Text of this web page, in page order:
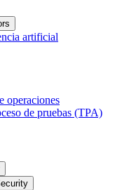
artificial
operaciones
de pruebas (TPA)